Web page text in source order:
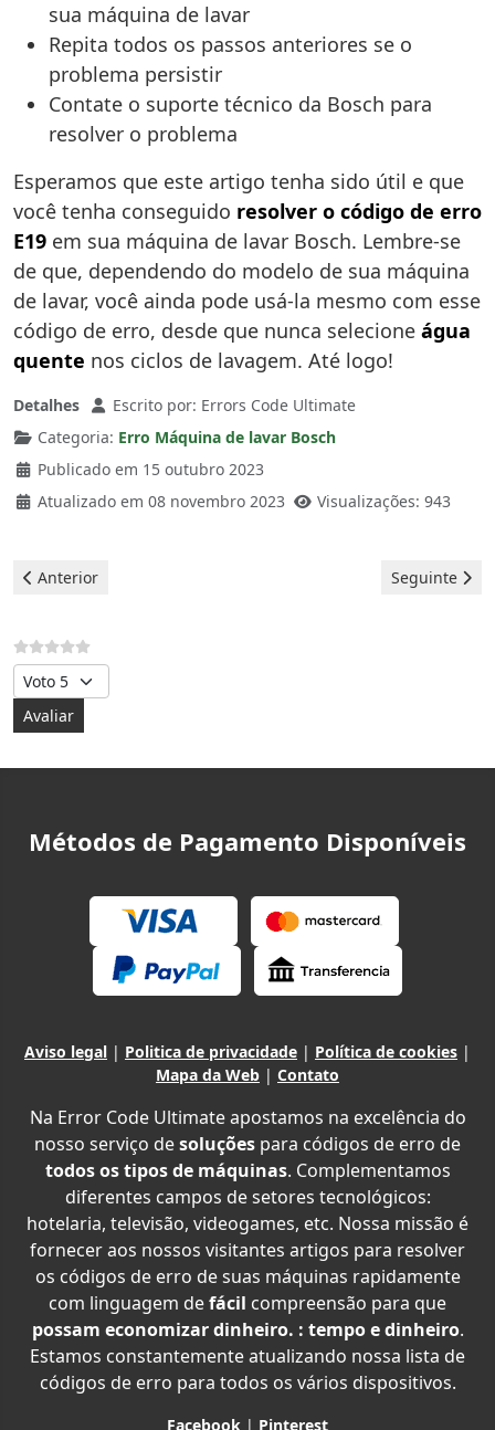
sua máquina de lavar
Repita todos os passos anteriores se o
problema persistir
Contate o suporte técnico da Bosch para
resolver o problema
Esperamos que este artigo tenha sido útil e que
você tenha conseguido resolver o código de erro
E19 em sua máquina de lavar Bosch. Lembre-se
de que, dependendo do modelo de sua máquina
de lavar, você ainda pode usá-la mesmo com esse
código de erro, desde que nunca selecione água
quente nos ciclos de lavagem. Até logo!
Detalhes Escrito por: Errors Code Ultimate
Categoria: Erro Máquina de lavar Bosch
Publicado em 15 outubro 2023
Atualizado em 08 novembro 2023
Visualizações: 943
Artigo anterior: Bosch Máquina de lavar - erro E2
Anterior Artigo
Seguinte
Avalie, por favor
Métodos de Pagamento Disponíveis
Aviso legal | Politica de privacidade | Política de cookies |
Mapa da Web | Contato
Na Error Code Ultimate apostamos na excelência do
nosso serviço desoluções para códigos de erro de
todos os tipos de máquinas. Complementamos
diferentes campos de setores tecnológicos:
hotelaria, televisão, videogames, etc. Nossa missão é
fornecer aos nossos visitantes artigos para resolver
os códigos de erro de suas máquinas rapidamente
com linguagem defácil compreensão para que
possam economizar dinheiro. : tempo e dinheiro.
Estamos constantemente atualizando nossa lista de
códigos de erro para todos os vários dispositivos.
Facebook | Pinterest